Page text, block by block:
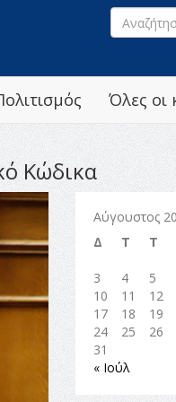
Όλες οι
Κώδικα
Αύγουστος
Δ
Τ Τ
3
4 5
10
11 12
17
18 19
24
25 26
31
« Ιούλ